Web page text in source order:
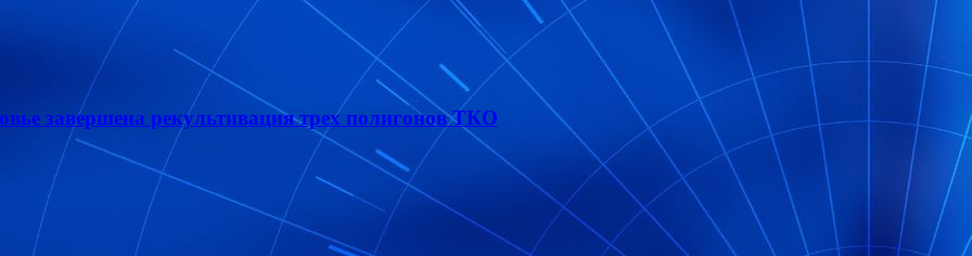
завершена рекультивация трех полигонов ТКО